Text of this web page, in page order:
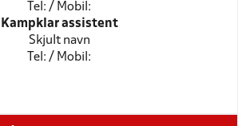
Tel: / Mobil:
Kampklar assistent
Skjult navn
Tel: / Mobil: